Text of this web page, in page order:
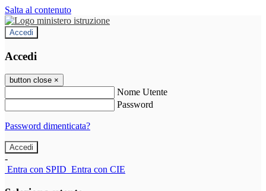
Salta al contenuto
Accedi
Accedi
button close ×
Nome Utente
Password
Password dimenticata?
-
Entra con SPID Entra con CIE